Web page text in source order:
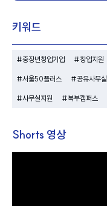
키워드
#중장년창업기업 #창업지원
#서울50플러스 #공유사무실
#사무실지원 #북부캠퍼스
Shorts 영상